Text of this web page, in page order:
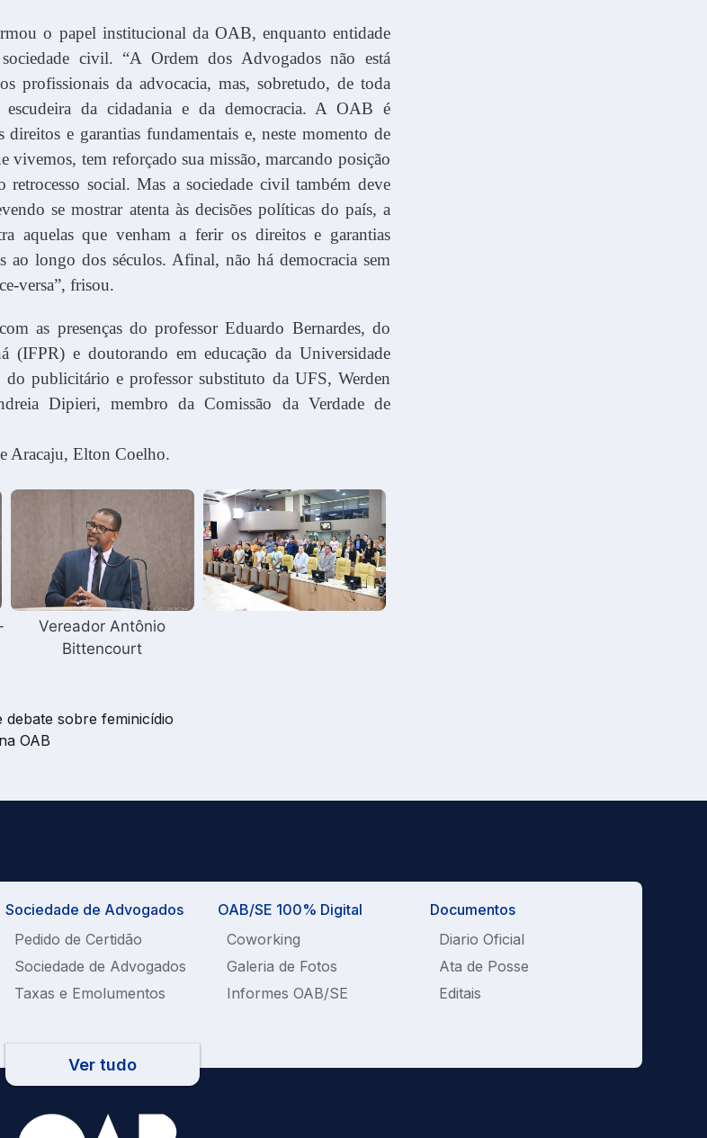
o papel institucional da OAB, enquanto entidade
civil. “A Ordem dos Advogados não está
profissionais da advocacia, mas, sobretudo, de toda
escudeira da cidadania e da democracia. A OAB é
direitos e garantias fundamentais e, neste momento de
vivemos, tem reforçado sua missão, marcando posição
retrocesso social. Mas a sociedade civil também deve
se mostrar atenta às decisões políticas do país, a
aquelas que venham a ferir os direitos e garantias
ao longo dos séculos. Afinal, não há democracia sem
versa”, frisou.
as presenças do professor Eduardo Bernardes, do
(IFPR) e doutorando em educação da Universidade
do publicitário e professor substituto da UFS, Werden
Dipieri, membro da Comissão da Verdade de
Aracaju, Elton Coelho.
Vereador Antônio
Bittencourt
sobre feminicídio
OAB
Sociedade de Advogados
Pedido de Certidão
Sociedade de Advogados
Taxas e Emolumentos
OAB/SE 100% Digital
Coworking
Galeria de Fotos
Informes OAB/SE
Documentos
Diario Oficial
Ata de Posse
Editais
Ver tudo